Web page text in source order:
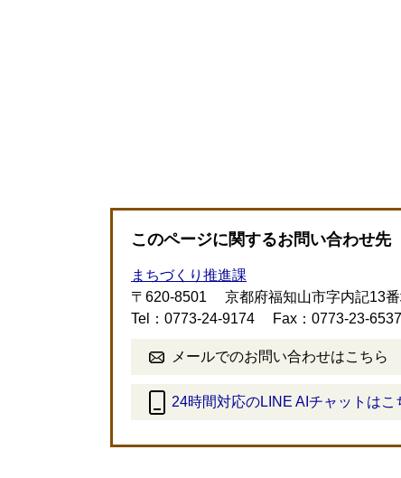
このページに関するお問い合わせ先
まちづくり推進課
〒620-8501
京都府福知山市字内記13
Tel：0773-24-9174
Fax：0773-23-6537
メールでのお問い合わせはこちら
24時間対応のLINE AIチャットはこ
外